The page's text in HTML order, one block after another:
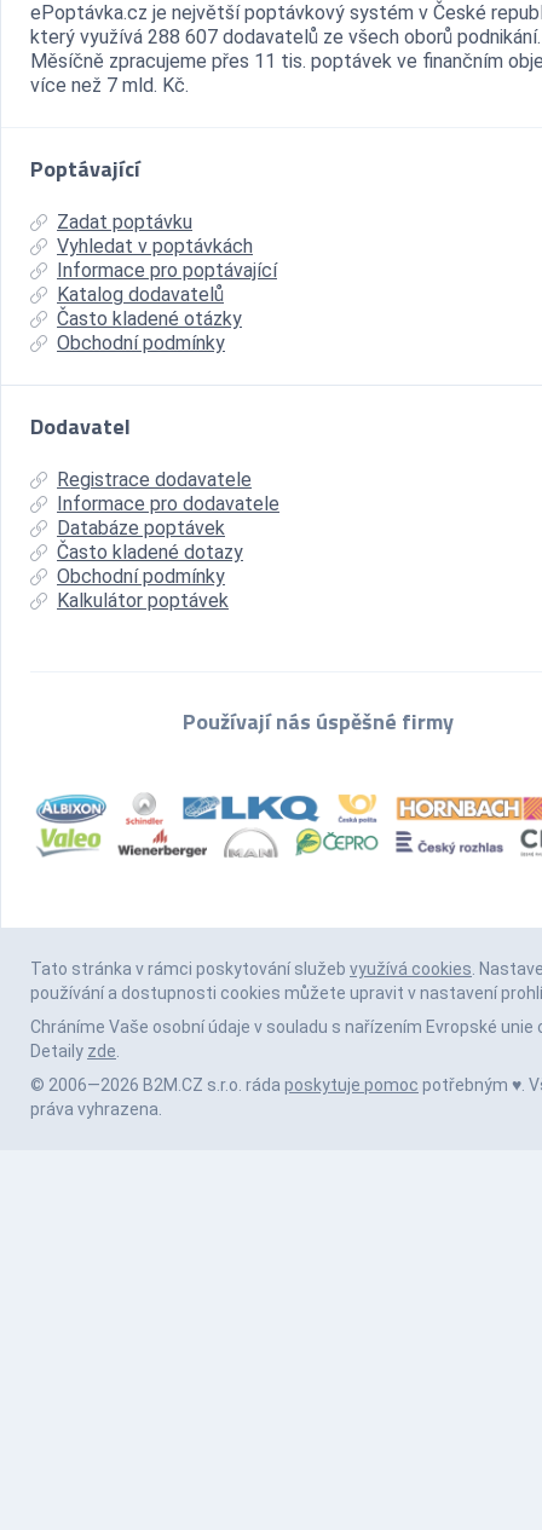
ePoptávka.cz je největší poptávkový systém v České
který využívá 288 607 dodavatelů ze všech oborů podnikání.
Měsíčně zpracujeme přes 11 tis. poptávek ve finančním
více než 7 mld. Kč.
Poptávající
Zadat poptávku
Vyhledat v poptávkách
Informace pro poptávající
Katalog dodavatelů
Často kladené otázky
Obchodní podmínky
Dodavatel
Registrace dodavatele
Informace pro dodavatele
Databáze poptávek
Často kladené dotazy
Obchodní podmínky
Kalkulátor poptávek
Používají nás úspěšné firmy
Tato stránka v rámci poskytování služeb využívá cookies.
používání a dostupnosti cookies můžete upravit v nastavení
Chráníme Vaše osobní údaje v souladu s nařízením Evropské unie
Detaily zde.
© 2006—2026 B2M.CZ s.r.o. ráda poskytuje pomoc potřebným ♥️.
práva vyhrazena.